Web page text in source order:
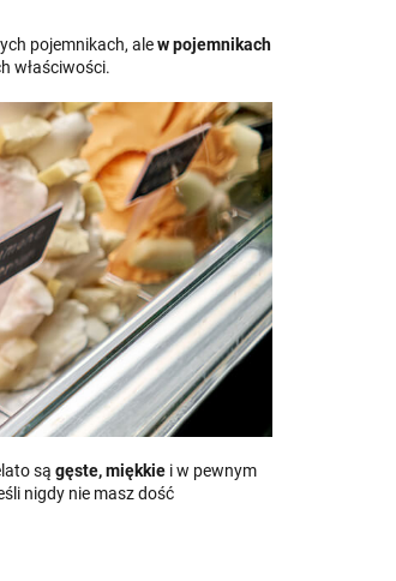
pojemnikach, alew pojemnikach
właściwości.
są gęste, miękkie i w pewnym
nigdy nie masz dość